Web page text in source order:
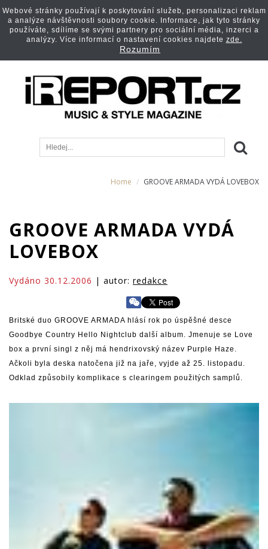
Home GROOVE ARMADA VYDÁ LOVEBOX
GROOVE ARMADA VYDÁ
LOVEBOX
Vydáno 30.12.2006 | autor: redakce
Britské duo GROOVE ARMADA hlásí rok po úspěšné desce
Goodbye Country Hello Nightclub další album. Jmenuje se Love
box a první singl z něj má hendrixovský název Purple Haze.
Ačkoli byla deska natočena již na jaře, vyjde až 25. listopadu.
Odklad způsobily komplikace s clearingem použitých samplů.
Webové stránky používají k poskytování služeb, personalizaci reklam
a analýze návštěvnosti soubory cookie. Informace, jak tyto stránky
používáte, sdílíme se svými partnery pro sociální média, inzerci a
analýzy. Více informací o nastavení cookies najdete zde.
Rozumím